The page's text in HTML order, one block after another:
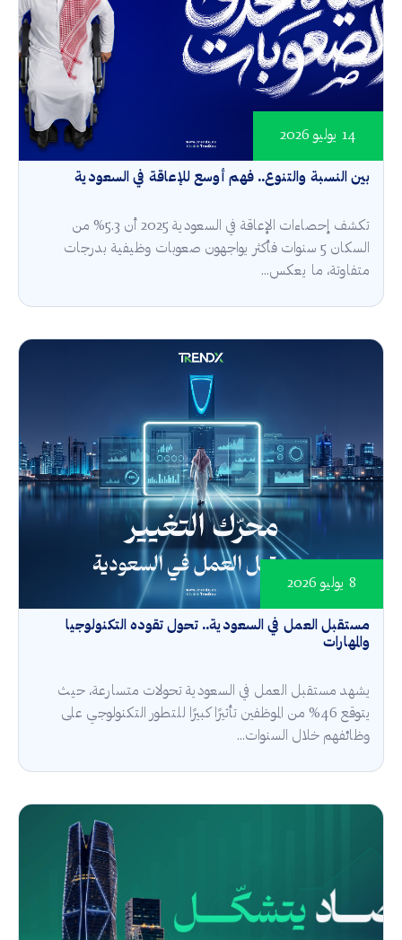
بين النسبة والتنوع.. فهم أوسع للإعاقة في السعودية
14 يوليو 2026
تكشف إحصاءات الإعاقة في السعودية 2025 أن 5.3% من
السكان 5 سنوات فأكثر يواجهون صعوبات وظيفية بدرجات
متفاوتة، ما يعكس...
مستقبل العمل في السعودية.. تحول تقوده التكنولوجيا
والمهارات
8 يوليو 2026
يشهد مستقبل العمل في السعودية تحولات متسارعة، حيث
يتوقع 46% من الموظفين تأثيرًا كبيرًا للتطور التكنولوجي على
وظائفهم خلال السنوات...